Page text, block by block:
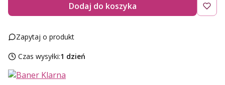
Dodaj do koszyka
Zapytaj o produkt
Czas wysyłki:1 dzień